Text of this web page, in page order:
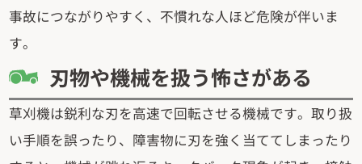
事故につながりやすく、不慣れな人ほど危険が伴いま
す。
刃物や機械を扱う怖さがある
草刈機は鋭利な刃を高速で回転させる機械です。取り扱
い手順を誤ったり、障害物に刃を強く当ててしまったり